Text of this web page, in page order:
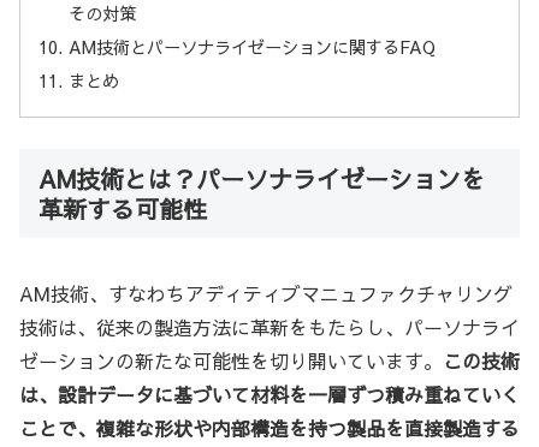
その対策
AM技術とパーソナライゼーションに関するFAQ
まとめ
AM技術とは？パーソナライゼーションを
革新する可能性
AM技術、すなわちアディティブマニュファクチャリング
技術は、従来の製造方法に革新をもたらし、パーソナライ
ゼーションの新たな可能性を切り開いています。 この技術
は、設計データに基づいて材料を一層ずつ積み重ねていく
ことで、複雑な形状や内部構造を持つ製品を直接製造する